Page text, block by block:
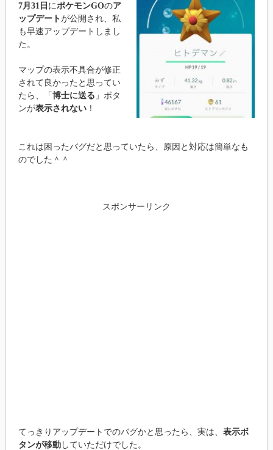
7月31日 に ポケモンGOのア
ップデートが公開され、私
も早速アップデートしまし
た。
マップの表示不具合が修正
されて良かったと思ってい
たら、「博士に送る 」ボタ
ンが表示されない！
これは困ったバグだと思っていたら、原因と対応は簡単なも
のでした＾＾
スポンサーリンク
てっきりアップデートでのバグかと思ったら、実は、 表示ボ
タンが移動していただけでした。